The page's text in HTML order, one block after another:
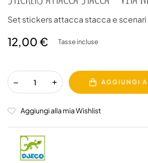
Set stickers attacca stacca e scenari
12,00 € Tasse incluse
AGGIUNGI
Aggiungi alla mia Wishlist